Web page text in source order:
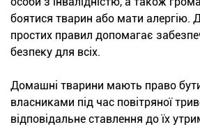
боятися тварин або мати алергію.
простих правил допомагає
безпеку для всіх.
Домашні тварини мають право
власниками під час повітряної
відповідальне ставлення до їх